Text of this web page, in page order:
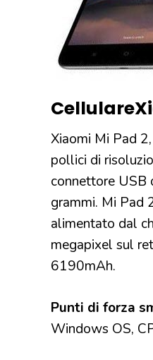
Cellulare
Xiaomi Mi Pad
pollici di
connettore USB
grammi. Mi Pad
alimentato dal
megapixel sul
6190mAh.
Punti di forza
Windows OS,